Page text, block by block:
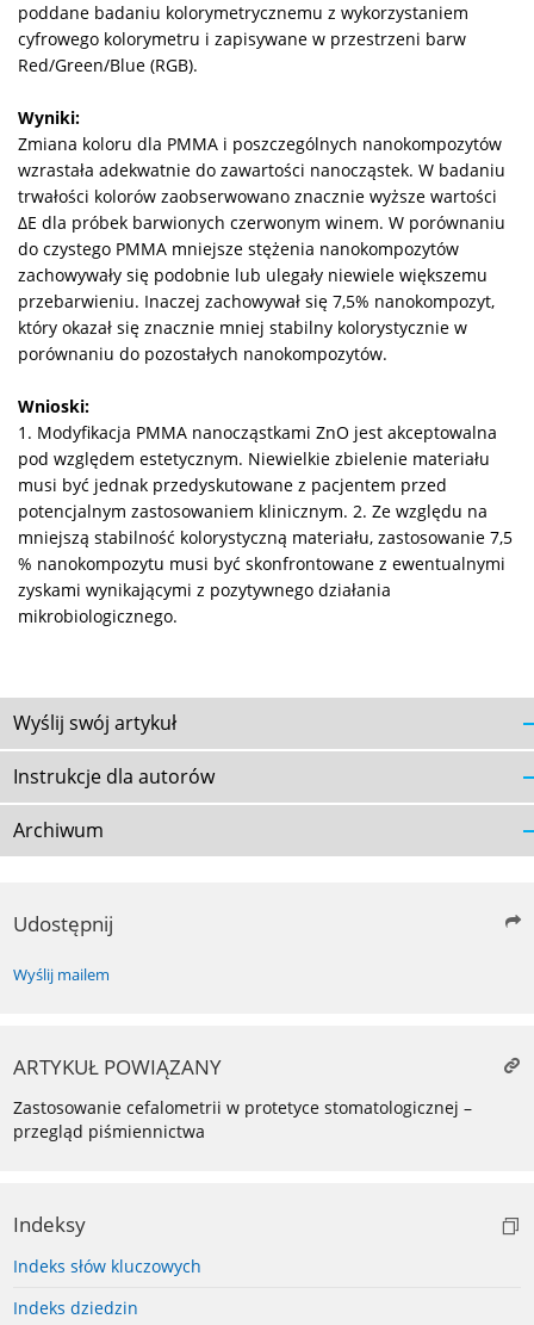
poddane badaniu kolorymetrycznemu z wykorzystaniem
cyfrowego kolorymetru i zapisywane w przestrzeni barw
Red/Green/Blue (RGB).
Wyniki:
Zmiana koloru dla PMMA i poszczególnych nanokompozytów
wzrastała adekwatnie do zawartości nanocząstek. W badaniu
trwałości kolorów zaobserwowano znacznie wyższe wartości
ΔE dla próbek barwionych czerwonym winem. W porównaniu
do czystego PMMA mniejsze stężenia nanokompozytów
zachowywały się podobnie lub ulegały niewiele większemu
przebarwieniu. Inaczej zachowywał się 7,5% nanokompozyt,
który okazał się znacznie mniej stabilny kolorystycznie w
porównaniu do pozostałych nanokompozytów.
Wnioski:
1. Modyfikacja PMMA nanocząstkami ZnO jest akceptowalna
pod względem estetycznym. Niewielkie zbielenie materiału
musi być jednak przedyskutowane z pacjentem przed
potencjalnym zastosowaniem klinicznym. 2. Ze względu na
mniejszą stabilność kolorystyczną materiału, zastosowanie 7,5
% nanokompozytu musi być skonfrontowane z ewentualnymi
zyskami wynikającymi z pozytywnego działania
mikrobiologicznego.
Wyślij swój artykuł
Instrukcje dla autorów
Archiwum
Udostępnij
Wyślij mailem
ARTYKUŁ POWIĄZANY
Zastosowanie cefalometrii w protetyce stomatologicznej –
przegląd piśmiennictwa
Indeksy
Indeks słów kluczowych
Indeks dziedzin